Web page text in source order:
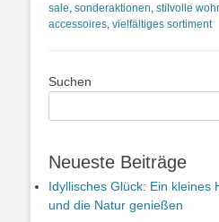
sale, sonderaktionen, stilvolle
accessoires, vielfältiges sortiment
Suchen
Neueste Beiträge
Idyllisches Glück: Ein kleines
und die Natur genießen